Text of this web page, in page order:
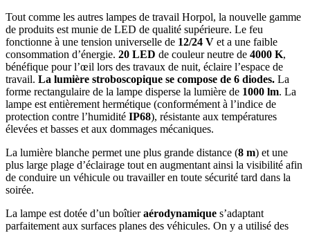
Tout comme les autres lampes de travail Horpol, la nouvelle gamme
de produits est munie de LED de qualité supérieure. Le feu
fonctionne à une tension universelle de 12/24 V et a une faible
consommation d’énergie. 20 LED de couleur neutre de 4000 K,
bénéfique pour l’œil lors des travaux de nuit, éclaire l’espace de
travail. La lumière stroboscopique se compose de 6 diodes. La
forme rectangulaire de la lampe disperse la lumière de 1000 lm. La
lampe est entièrement hermétique (conformément à l’indice de
protection contre l’humidité IP68), résistante aux températures
élevées et basses et aux dommages mécaniques.
La lumière blanche permet une plus grande distance (8 m) et une
plus large plage d’éclairage tout en augmentant ainsi la visibilité afin
de conduire un véhicule ou travailler en toute sécurité tard dans la
soirée.
La lampe est dotée d’un boîtieraérodynamique s’adaptant
parfaitement aux surfaces planes des véhicules. On y a utilisé des